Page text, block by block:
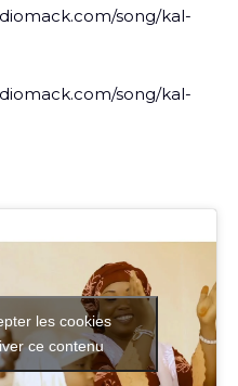
song/kal-
song/kal-
les cookies
ce contenu